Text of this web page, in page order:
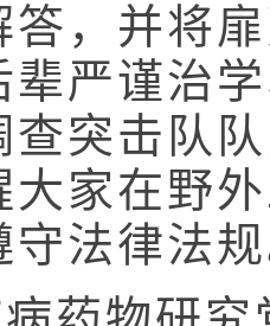
答，并将
辈严谨治
查突击队
大家在野
守法律法